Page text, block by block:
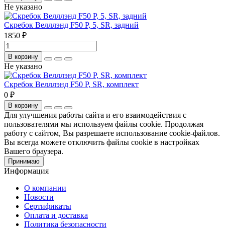
Не указано
Скребок Велллэнд F50 P, 5, SR, задний
1850 ₽
В корзину
Не указано
Скребок Велллэнд F50 P, SR, комплект
0 ₽
В корзину
Для улучшения работы сайта и его взаимодействия с
пользователями мы используем файлы cookie. Продолжая
работу с сайтом, Вы разрешаете использование cookie-файлов.
Вы всегда можете отключить файлы cookie в настройках
Вашего браузера.
Принимаю
Информация
О компании
Новости
Сертификаты
Оплата и доставка
Политика безопасности